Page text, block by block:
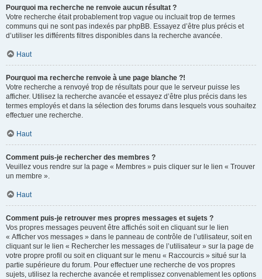
Pourquoi ma recherche ne renvoie aucun résultat ?
Votre recherche était probablement trop vague ou incluait trop de termes
communs qui ne sont pas indexés par phpBB. Essayez d’être plus précis et
d’utiliser les différents filtres disponibles dans la recherche avancée.
Haut
Pourquoi ma recherche renvoie à une page blanche ?!
Votre recherche a renvoyé trop de résultats pour que le serveur puisse les
afficher. Utilisez la recherche avancée et essayez d’être plus précis dans les
termes employés et dans la sélection des forums dans lesquels vous souhaitez
effectuer une recherche.
Haut
Comment puis-je rechercher des membres ?
Veuillez vous rendre sur la page « Membres » puis cliquer sur le lien « Trouver
un membre ».
Haut
Comment puis-je retrouver mes propres messages et sujets ?
Vos propres messages peuvent être affichés soit en cliquant sur le lien
« Afficher vos messages » dans le panneau de contrôle de l’utilisateur, soit en
cliquant sur le lien « Rechercher les messages de l’utilisateur » sur la page de
votre propre profil ou soit en cliquant sur le menu « Raccourcis » situé sur la
partie supérieure du forum. Pour effectuer une recherche de vos propres
sujets, utilisez la recherche avancée et remplissez convenablement les options